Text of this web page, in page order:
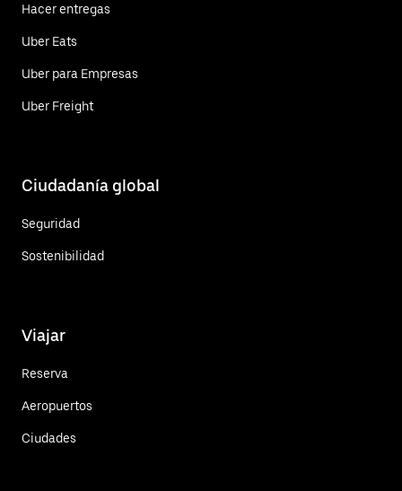
Hacer entregas
Uber Eats
Uber para Empresas
Uber Freight
Ciudadanía global
Seguridad
Sostenibilidad
Viajar
Reserva
Aeropuertos
Ciudades